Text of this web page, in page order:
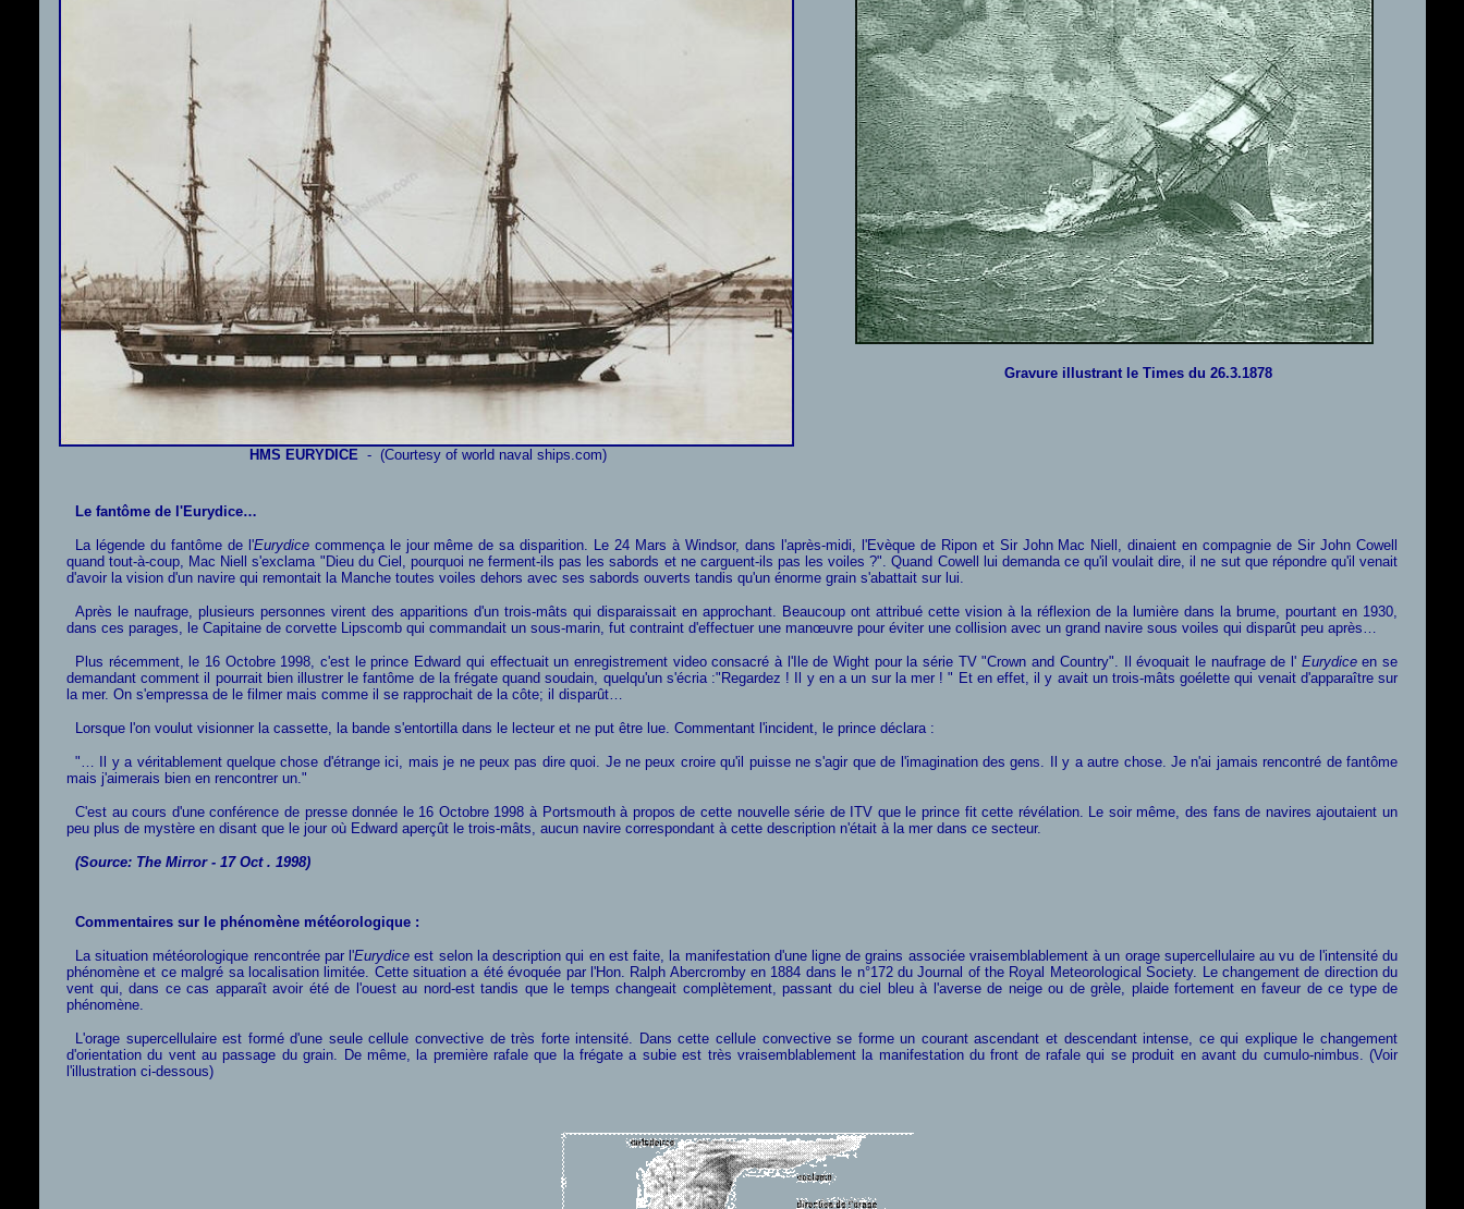
Gravure illustrant le Times du 26.3.1878
HMS EURYDICE - (Courtesy of world naval ships.com)
Le fantôme de l'Eurydice…
La légende du fantôme de l'Eurydicecommença le jour même de sa disparition. Le 24 Mars à Windsor, dans l'après-midi, l'Evèque de Ripon et Sir John Mac Niell, dinaient en compagnie de Sir John Cowell
quand tout-à-coup, Mac Niell s'exclama "Dieu du Ciel, pourquoi ne ferment-ils pas les sabords et ne carguent-ils pas les voiles ?". Quand Cowell lui demanda ce qu'il voulait dire, il ne sut que répondre qu'il venait
d'avoir la vision d'un navire qui remontait la Manche toutes voiles dehors avec ses sabords ouverts tandis qu'un énorme grain s'abattait sur lui.
Après le naufrage, plusieurs personnes virent des apparitions d'un trois-mâts qui disparaissait en approchant. Beaucoup ont attribué cette vision à la réflexion de la lumière dans la brume, pourtant en 1930,
dans ces parages, le Capitaine de corvette Lipscomb qui commandait un sous-marin, fut contraint d'effectuer une manœuvre pour éviter une collision avec un grand navire sous voiles qui disparût peu après…
Plus récemment, le 16 Octobre 1998, c'est le prince Edward qui effectuait un enregistrement video consacré à l'Ile de Wight pour la série TV "Crown and Country". Il évoquait le naufrage de l' Eurydiceen se
demandant comment il pourrait bien illustrer le fantôme de la frégate quand soudain, quelqu'un s'écria :"Regardez ! Il y en a un sur la mer ! " Et en effet, il y avait un trois-mâts goélette qui venait d'apparaître sur
la mer. On s'empressa de le filmer mais comme il se rapprochait de la côte; il disparût…
Lorsque l'on voulut visionner la cassette, la bande s'entortilla dans le lecteur et ne put être lue. Commentant l'incident, le prince déclara :
"… Il y a véritablement quelque chose d'étrange ici, mais je ne peux pas dire quoi. Je ne peux croire qu'il puisse ne s'agir que de l'imagination des gens. Il y a autre chose. Je n'ai jamais rencontré de fantôme
mais j'aimerais bien en rencontrer un."
C'est au cours d'une conférence de presse donnée le 16 Octobre 1998 à Portsmouth à propos de cette nouvelle série de ITV que le prince fit cette révélation. Le soir même, des fans de navires ajoutaient un
peu plus de mystère en disant que le jour où Edward aperçût le trois-mâts, aucun navire correspondant à cette description n'était à la mer dans ce secteur.
(Source: The Mirror - 17 Oct . 1998)
Commentaires sur le phénomène météorologique :
La situation météorologique rencontrée par l'Eurydice est selon la description qui en est faite, la manifestation d'une ligne de grains associée vraisemblablement à un orage supercellulaire au vu de l'intensité du
phénomène et ce malgré sa localisation limitée. Cette situation a été évoquée par l'Hon. Ralph Abercromby en 1884 dans le n°172 du Journal of the Royal Meteorological Society. Le changement de direction du
vent qui, dans ce cas apparaît avoir été de l'ouest au nord-est tandis que le temps changeait complètement, passant du ciel bleu à l'averse de neige ou de grèle, plaide fortement en faveur de ce type de
phénomène.
L'orage supercellulaire est formé d'une seule cellule convective de très forte intensité. Dans cette cellule convective se forme un courant ascendant et descendant intense, ce qui explique le changement
d'orientation du vent au passage du grain. De même, la première rafale que la frégate a subie est très vraisemblablement la manifestation du front de rafale qui se produit en avant du cumulo-nimbus. (Voir
l'illustration ci-dessous)